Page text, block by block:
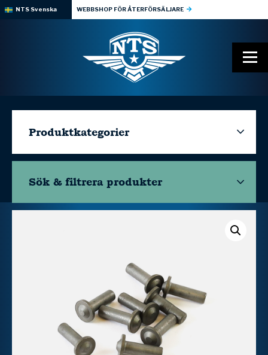
NTS Svenska WEBBSHOP FÖR ÅTERFÖRSÄLJARE
Produktkategorier
Sök & filtrera produkter